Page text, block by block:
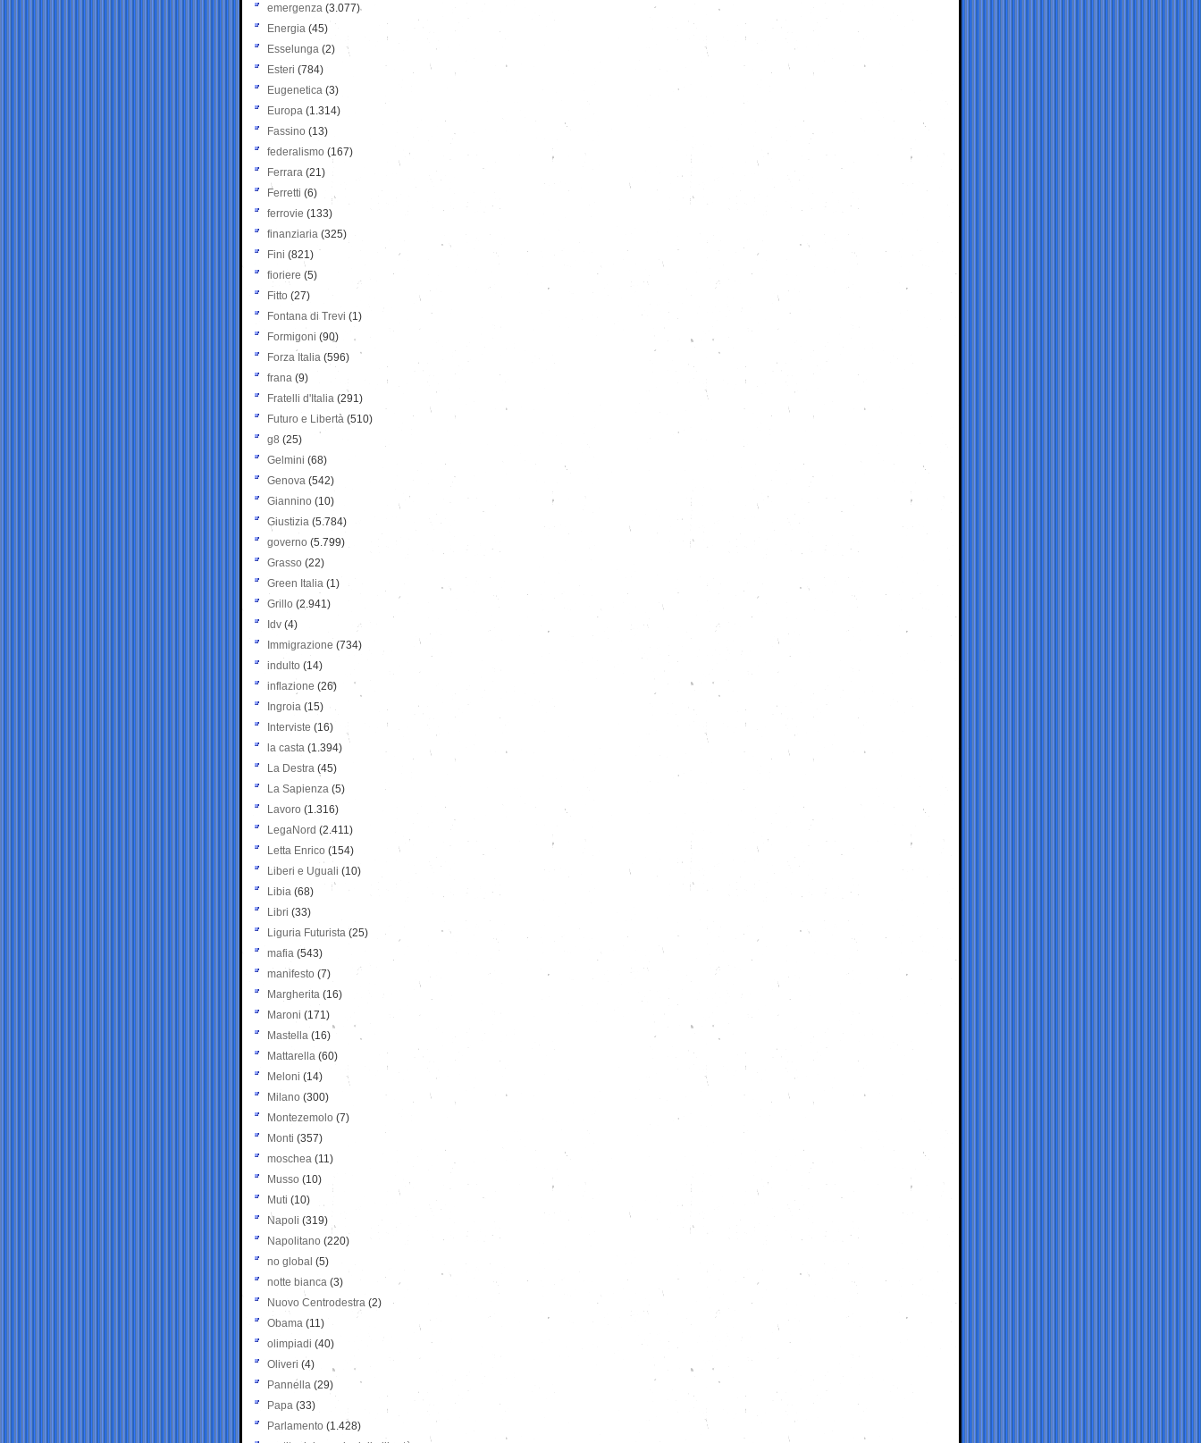
emergenza (3.077)
Energia (45)
Esselunga (2)
Esteri (784)
Eugenetica (3)
Europa (1.314)
Fassino (13)
federalismo (167)
Ferrara (21)
Ferretti (6)
ferrovie (133)
finanziaria (325)
Fini (821)
fioriere (5)
Fitto (27)
Fontana di Trevi (1)
Formigoni (90)
Forza Italia (596)
frana (9)
Fratelli d'Italia (291)
Futuro e Libertà (510)
g8 (25)
Gelmini (68)
Genova (542)
Giannino (10)
Giustizia (5.784)
governo (5.799)
Grasso (22)
Green Italia (1)
Grillo (2.941)
Idv (4)
Immigrazione (734)
indulto (14)
inflazione (26)
Ingroia (15)
Interviste (16)
la casta (1.394)
La Destra (45)
La Sapienza (5)
Lavoro (1.316)
LegaNord (2.411)
Letta Enrico (154)
Liberi e Uguali (10)
Libia (68)
Libri (33)
Liguria Futurista (25)
mafia (543)
manifesto (7)
Margherita (16)
Maroni (171)
Mastella (16)
Mattarella (60)
Meloni (14)
Milano (300)
Montezemolo (7)
Monti (357)
moschea (11)
Musso (10)
Muti (10)
Napoli (319)
Napolitano (220)
no global (5)
notte bianca (3)
Nuovo Centrodestra (2)
Obama (11)
olimpiadi (40)
Oliveri (4)
Pannella (29)
Papa (33)
Parlamento (1.428)